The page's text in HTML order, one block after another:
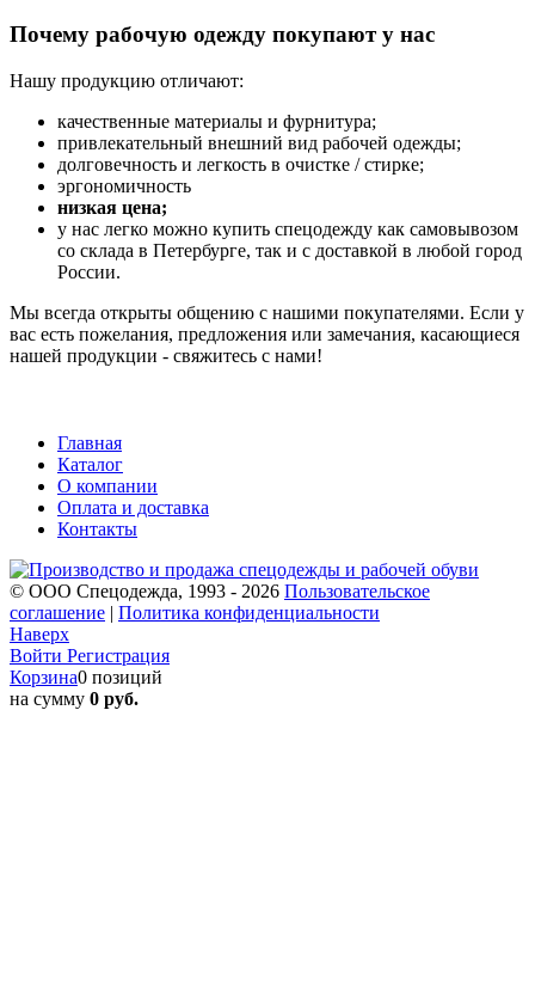
Почему рабочую одежду покупают у нас
Нашу продукцию отличают:
качественные материалы и фурнитура;
привлекательный внешний вид рабочей одежды;
долговечность и легкость в очистке / стирке;
эргономичность
низкая цена;
у нас легко можно купить спецодежду как самовывозом
со склада в Петербурге, так и с доставкой в любой город
России.
Мы всегда открыты общению с нашими покупателями. Если у
вас есть пожелания, предложения или замечания, касающиеся
нашей продукции - свяжитесь с нами!
Главная
Каталог
О компании
Оплата и доставка
Контакты
© ООО Спецодежда, 1993 - 2026 Пользовательское
соглашение | Политика конфиденциальности
Наверх
Войти Регистрация
Корзина0 позиций
на сумму 0 руб.